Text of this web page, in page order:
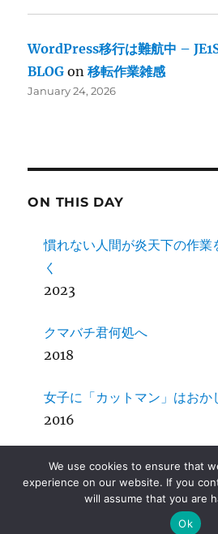
WordPress移行は難航中 –
BLOG on移転作業雑感
January 24, 2026
ON THIS DAY
慣れない人間が炎天下の作業
く
2023
クマバチ君何処へ
2018
女子に「カットマン」はおか
2016
SDCC + MPLab X その４
2014
We use cookies to ensure that
experience on our website. If you
will assume that you are
Ok